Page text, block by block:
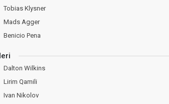
Tobias Klysner
Mads Agger
Benicio Pena
Dalton Wilkins
Lirim Qamili
Ivan Nikolov